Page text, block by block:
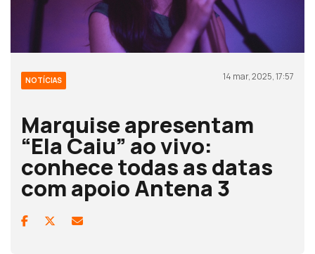
NOTÍCIAS 14 mar, 2025, 17:57
Marquise apresentam
“Ela Caiu” ao vivo:
conhece todas as datas
com apoio Antena 3